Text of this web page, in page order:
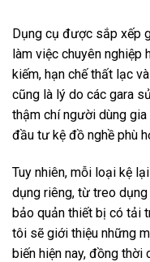
Dụng cụ được sắp xếp
làm việc chuyên nghiệp
kiếm, hạn chế thất lạc
cũng là lý do các gara
thậm chí người dùng
đầu tư kệ đồ nghề phù
Tuy nhiên, mỗi loại kệ
dụng riêng, từ treo
bảo quản thiết bị có tải
tôi sẽ giới thiệu những
biến hiện nay, đồng